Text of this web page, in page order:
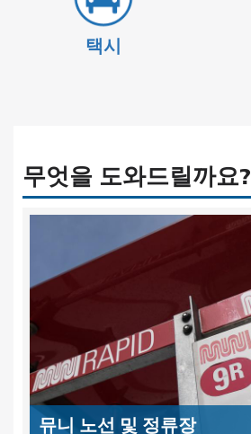
택시
무엇을 도와드릴까요?
뮤니 노선 및 정류장